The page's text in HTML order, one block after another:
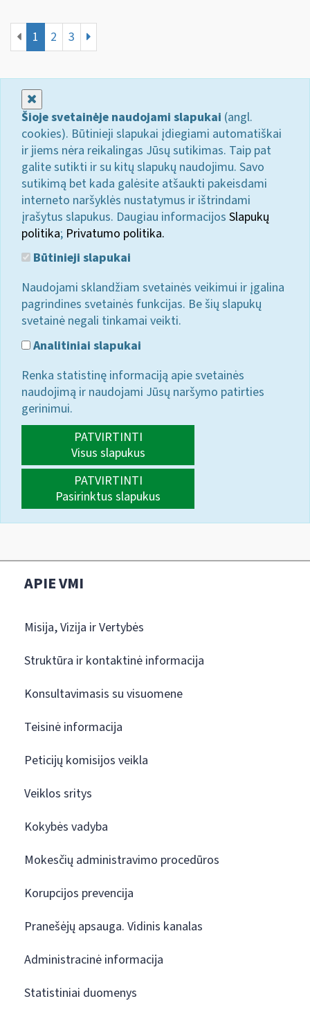
1 2 3
Šioje svetainėje naudojami slapukai (angl.
cookies). Būtinieji slapukai įdiegiami automatiškai
ir jiems nėra reikalingas Jūsų sutikimas. Taip pat
galite sutikti ir su kitų slapukų naudojimu. Savo
sutikimą bet kada galėsite atšaukti pakeisdami
interneto naršyklės nustatymus ir ištrindami
įrašytus slapukus. Daugiau informacijos Slapukų
politika; Privatumo politika.
Būtinieji slapukai
Naudojami sklandžiam svetainės veikimui ir įgalina
pagrindines svetainės funkcijas. Be šių slapukų
svetainė negali tinkamai veikti.
Analitiniai slapukai
Renka statistinę informaciją apie svetainės
naudojimą ir naudojami Jūsų naršymo patirties
gerinimui.
PATVIRTINTI
Visus slapukus
PATVIRTINTI
Pasirinktus slapukus
APIE VMI
Misija, Vizija ir Vertybės
Struktūra ir kontaktinė informacija
Konsultavimasis su visuomene
Teisinė informacija
Peticijų komisijos veikla
Veiklos sritys
Kokybės vadyba
Mokesčių administravimo procedūros
Korupcijos prevencija
Pranešėjų apsauga. Vidinis kanalas
Administracinė informacija
Statistiniai duomenys